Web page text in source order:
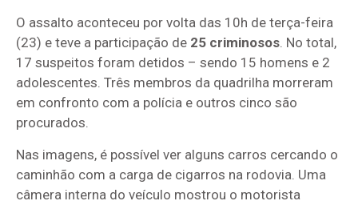
O assalto aconteceu por volta das 10h de terça-feira
(23) e teve a participação de 25 criminosos. No total,
17 suspeitos foram detidos – sendo 15 homens e 2
adolescentes. Três membros da quadrilha morreram
em confronto com a polícia e outros cinco são
procurados.
Nas imagens, é possível ver alguns carros cercando o
caminhão com a carga de cigarros na rodovia. Uma
câmera interna do veículo mostrou o motorista